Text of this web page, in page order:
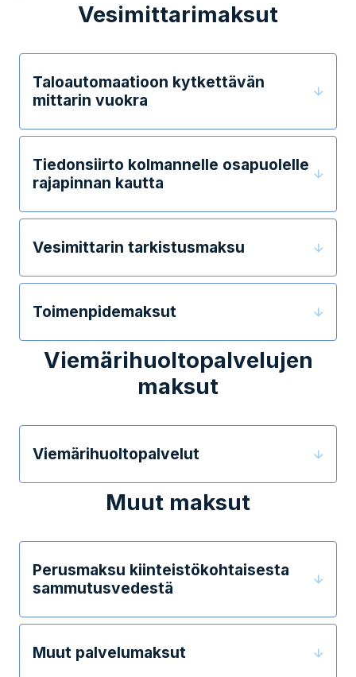
Vesimittarimaksut
Taloautomaatioon kytkettävän
mittarin vuokra
Tiedonsiirto kolmannelle osapuolelle
rajapinnan kautta
Vesimittarin tarkistusmaksu
Toimenpidemaksut
Viemärihuoltopalvelujen
maksut
Viemärihuoltopalvelut
Muut maksut
Perusmaksu kiinteistökohtaisesta
sammutusvedestä
Muut palvelumaksut